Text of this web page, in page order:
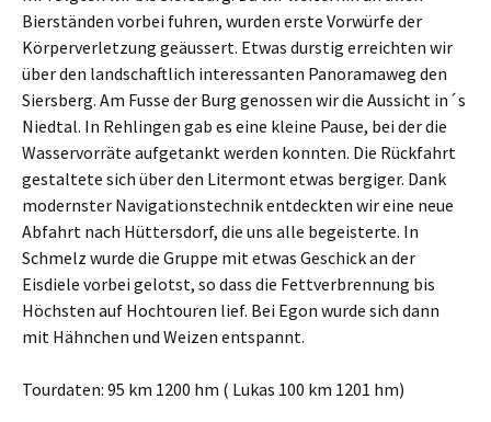
Bierständen vorbei fuhren, wurden erste Vorwürfe der
Körperverletzung geäussert. Etwas durstig erreichten wir
über den landschaftlich interessanten Panoramaweg den
Siersberg. Am Fusse der Burg genossen wir die Aussicht in´s
Niedtal. In Rehlingen gab es eine kleine Pause, bei der die
Wasservorräte aufgetankt werden konnten. Die Rückfahrt
gestaltete sich über den Litermont etwas bergiger. Dank
modernster Navigationstechnik entdeckten wir eine neue
Abfahrt nach Hüttersdorf, die uns alle begeisterte. In
Schmelz wurde die Gruppe mit etwas Geschick an der
Eisdiele vorbei gelotst, so dass die Fettverbrennung bis
Höchsten auf Hochtouren lief. Bei Egon wurde sich dann
mit Hähnchen und Weizen entspannt.
Tourdaten: 95 km 1200 hm ( Lukas 100 km 1201 hm)